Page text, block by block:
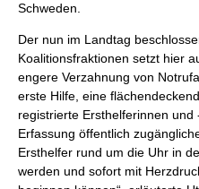
Schweden.
Der nun im Landtag
Koalitionsfraktionen setzt hier
engere Verzahnung von
erste Hilfe, eine
registrierte Ersthelferinnen
Erfassung öffentlich
Ersthelfer rund um die Uhr in
werden und sofort mit